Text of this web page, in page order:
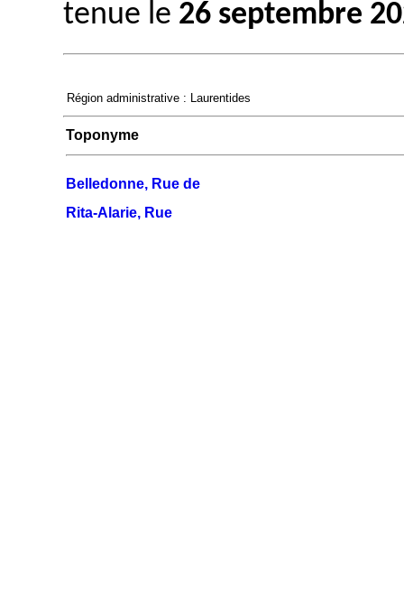
tenue le 26 septembre
Région administrative : Laurentides
Toponyme
Belledonne, Rue de
Rita-Alarie, Rue